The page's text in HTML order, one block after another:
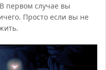
первом случае вы
Просто если вы не